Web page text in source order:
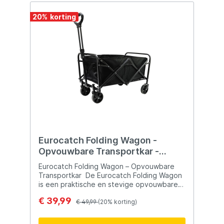
van vislijnen en het produceren van
kunstaas is Berkley erg sterk. Denk
bijvoorbeeld aan Trilene, Fireline,
Powerbait en Gulp!
20%
Eurocatch Folding Wagon -
Opvouwbare Transportkar -
Inklapbare Bolderkar met Wielen
Eurocatch Folding Wagon – Opvouwbare
Transportkar De Eurocatch Folding Wagon
is een praktische en stevige opvouwbare
vervoeren van spullen tijdens diverse
kamperen, vissen, naar het strand gaat of
€ 39,99 € 49,99(20% korting)